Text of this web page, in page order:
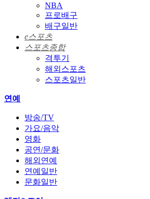
NBA
프로배구
배구일반
e스포츠
스포츠종합
격투기
해외스포츠
스포츠일반
연예
방송/TV
가요/음악
영화
공연/문화
해외연예
연예일반
문화일반